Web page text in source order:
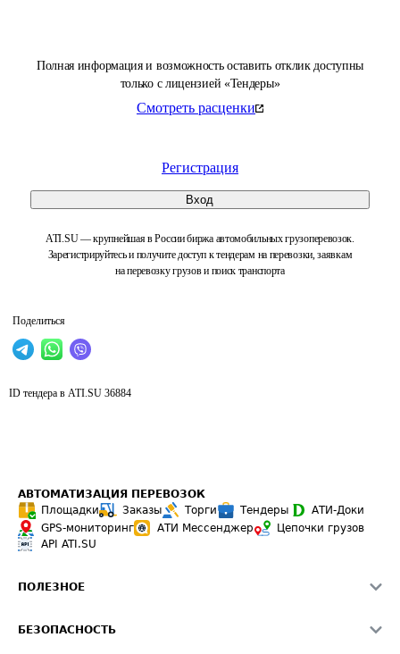
Полная информация и возможность оставить отклик доступны
только с лицензией «Тендеры»
Смотреть расценки
Регистрация
Вход
ATI.SU — крупнейшая в России биржа автомобильных грузоперевозок.
Зарегистрируйтесь и получите доступ к тендерам на перевозки, заявкам
на перевозку грузов и поиск транспорта
Поделиться
ID тендера в ATI.SU 36884
АВТОМАТИЗАЦИЯ ПЕРЕВОЗОК
Площадки
Заказы Торги Тендеры
АТИ-Доки
GPS-мониторинг
АТИ Мессенджер
Цепочки грузов
API ATI.SU
ПОЛЕЗНОЕ
БЕЗОПАСНОСТЬ